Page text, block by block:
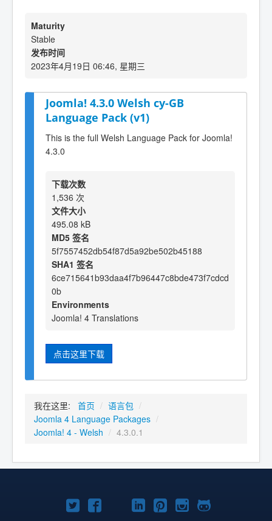
Maturity
Stable
发布时间
2023年4月19日 06:46, 星期三
Joomla! 4.3.0 Welsh cy-GB
Language Pack (v1)
This is the full Welsh Language Pack for Joomla!
4.3.0
下载次数
1,536 次
文件大小
495.08 kB
MD5 签名
5f7557452db54f87d5a92be502b45188
SHA1 签名
6ce715641b93daa4f7b96447c8bde473f7cdcd
0b
Environments
Joomla! 4 Translations
点击这里下载
我在这里: 首页 / 语言包 /
Joomla 4 Language Packages /
Joomla! 4 - Welsh / 4.3.0.1
TwitterFacebookYouTube
LinkedIn
Pinterest
Instagram
GitHub